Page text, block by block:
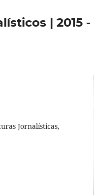
| 2015 -
Jornalísticas,